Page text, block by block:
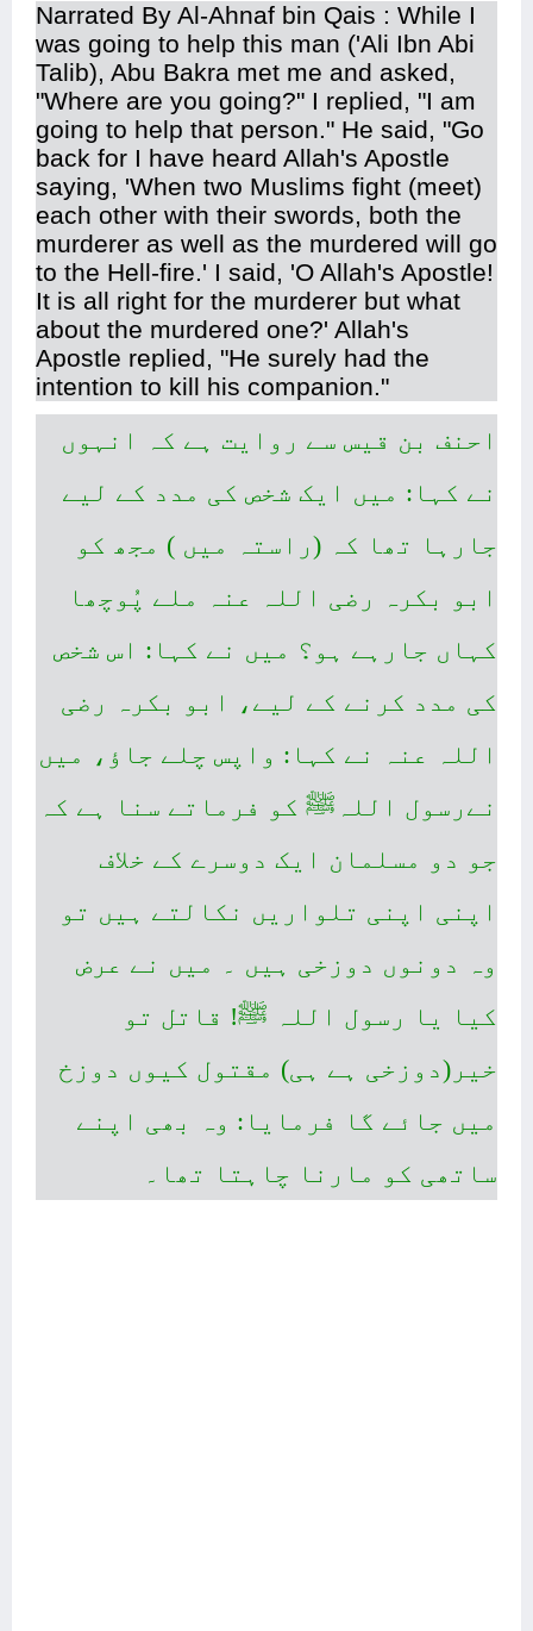
Narrated By Al-Ahnaf bin Qais : While I
was going to help this man ('Ali Ibn Abi
Talib), Abu Bakra met me and asked,
"Where are you going?" I replied, "I am
going to help that person." He said, "Go
back for I have heard Allah's Apostle
saying, 'When two Muslims fight (meet)
each other with their swords, both the
murderer as well as the murdered will go
to the Hell-fire.' I said, 'O Allah's Apostle!
It is all right for the murderer but what
about the murdered one?' Allah's
Apostle replied, "He surely had the
intention to kill his companion."
احنف بن قیس سے روایت ہے کہ انہوں
نے کہا: میں ایک شخص کی مدد کے لیے
جارہا تھا کہ (راستہ میں ) مجھ کو
ابو بکرہ رضی اللہ عنہ ملے پُوچھا
کہاں جارہے ہو؟ میں نے کہا: اس شخص
کی مدد کرنے کے لیے، ابو بکرہ رضی
اللہ عنہ نے کہا: واپس چلے جاؤ، میں
نےرسول اللہﷺ کو فرماتے سنا ہے کہ
جو دو مسلمان ایک دوسرے کے خلاف
اپنی اپنی تلواریں نکالتے ہیں تو
وہ دونوں دوزخی ہیں ۔ میں نے عرض
کیا یا رسول اللہ ﷺ! قاتل تو
خیر(دوزخی ہے ہی) مقتول کیوں دوزخ
میں جائے گا فرمایا: وہ بھی اپنے
ساتھی کو مارنا چاہتا تھا۔